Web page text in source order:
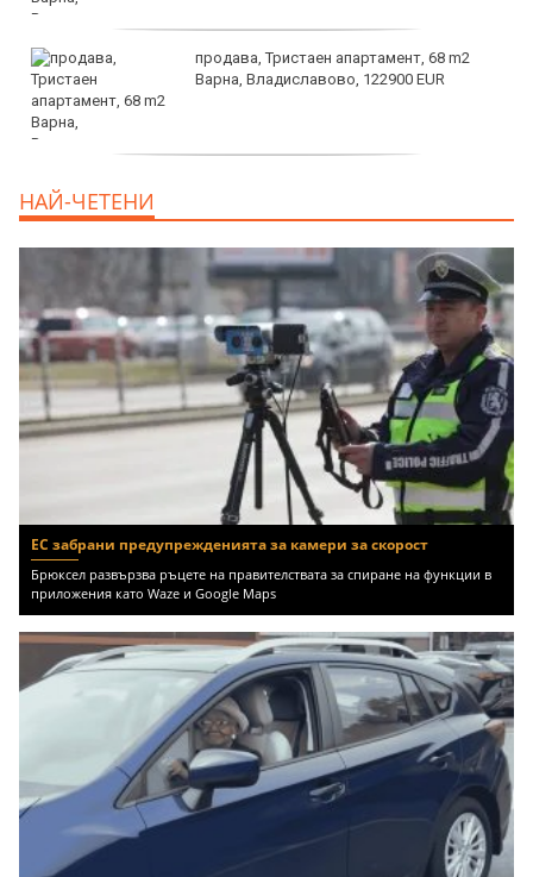
продава, Тристаен апартамент, 68 m2
Варна, Владиславово, 122900 EUR
НАЙ-ЧЕТЕНИ
ЕС забрани предупрежденията за камери за скорост
Брюксел развързва ръцете на правителствата за спиране на функции в
приложения като Waze и Google Maps